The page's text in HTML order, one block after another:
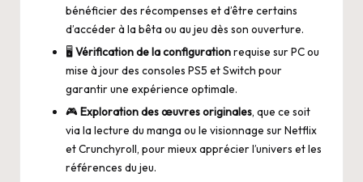
bénéficier des récompenses et d’être certains
d’accéder à la bêta ou au jeu dès son ouverture.
🖥️ Vérification de la configurationrequise sur PC ou
mise à jour des consoles PS5 et Switch pour
garantir une expérience optimale.
🎮Exploration des œuvres originales, que ce soit
via la lecture du manga ou le visionnage sur Netflix
et Crunchyroll, pour mieux apprécier l’univers et les
références du jeu.